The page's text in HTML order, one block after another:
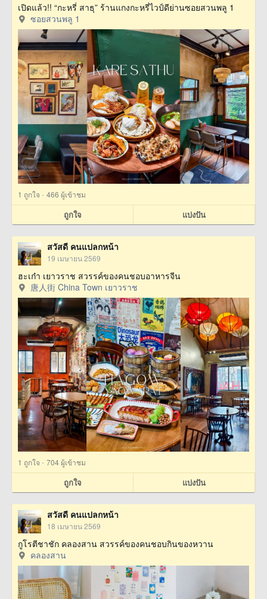
เปิดแล้ว!! “กะหรี่ สาธุ” ร้านแกงกะหรี่ไวป์ดีย่านซอยสวนพลู 1
ซอยสวนพลู 1
1 ถูกใจ · 466 ผู้เข้าชม
ถูกใจ แบ่งปัน
สวัสดี คนแปลกหน้า
19 เมษายน 2569
ฮะเก๋า เยาวราช สวรรค์ของคนชอบอาหารจีน
唐人街 China Town เยาวราช
1 ถูกใจ · 704 ผู้เข้าชม
ถูกใจ แบ่งปัน
สวัสดี คนแปลกหน้า
18 เมษายน 2569
กูโรตีชาชัก คลองสาน สวรรค์ของคนชอบกินของหวาน
คลองสาน